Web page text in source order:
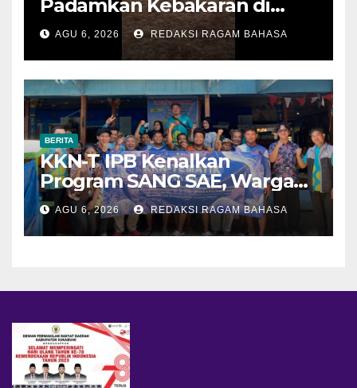
Padamkan Kebakaran di
Alun-alun Suryakencana
Sebelum Meluas
AGU 6, 2026 REDAKSI RAGAM BAHASA
BERITA
KKN-T IPB Kenalkan
Program SANG SAE, Warga
Desa Sangrawayang Diajak
Ubah Sampah Jadi Bernilai
Ekonomi
AGU 6, 2026 REDAKSI RAGAM BAHASA